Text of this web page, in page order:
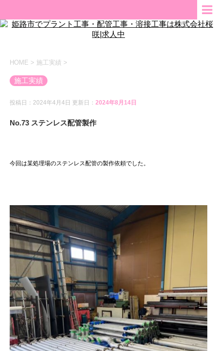
HOME > 施工実績 >
施工実績
投稿日：2024年4月4日 更新日： 2024年8月14日
No.73 ステンレス配管製作
今回は某処理場のステンレス配管の製作依頼でした。